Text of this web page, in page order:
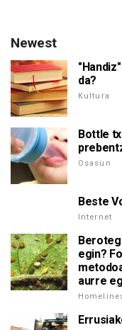
Newest
da?
Kultura
Bottle
Osasun
Beste
Internet
egin?
aurre